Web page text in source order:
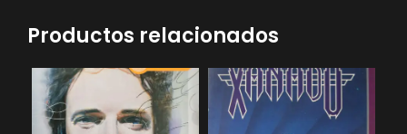
Productos relacionados